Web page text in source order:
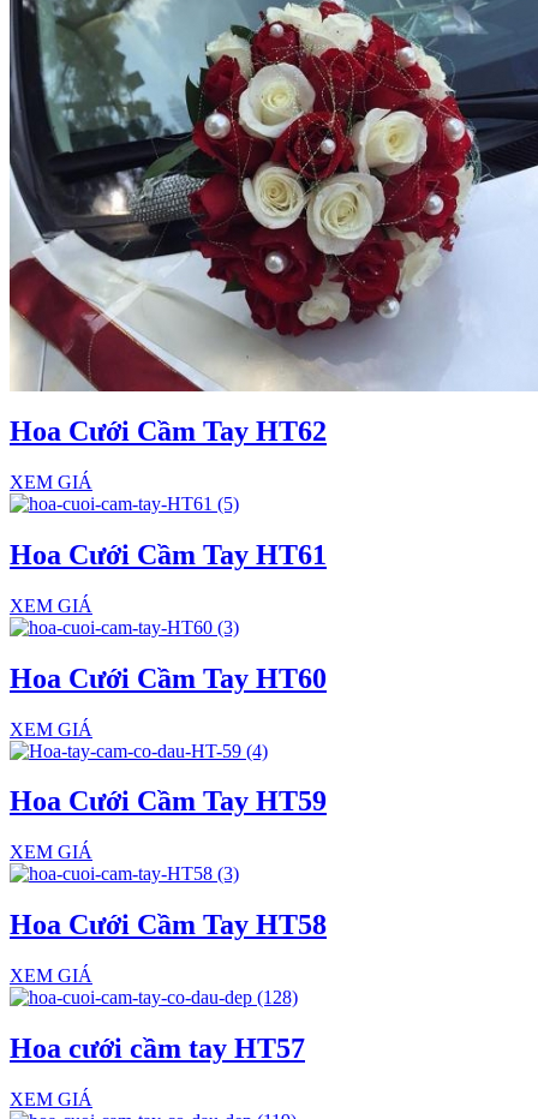
Hoa Cưới Cầm Tay HT62
XEM GIÁ
Hoa Cưới Cầm Tay HT61
XEM GIÁ
Hoa Cưới Cầm Tay HT60
XEM GIÁ
Hoa Cưới Cầm Tay HT59
XEM GIÁ
Hoa Cưới Cầm Tay HT58
XEM GIÁ
Hoa cưới cầm tay HT57
XEM GIÁ